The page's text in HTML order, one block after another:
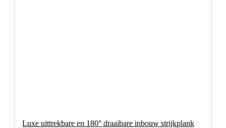
Luxe uittrekbare en 180° draaibare inbouw strijkplank